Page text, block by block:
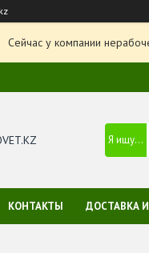
Сейчас у компании
КОНТАКТЫ ДОСТАВКА